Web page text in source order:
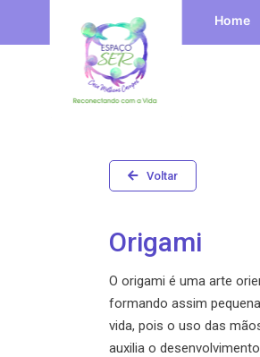
Home
Voltar
Origami
O origami é uma arte
formando assim
vida, pois o uso das
auxilia o